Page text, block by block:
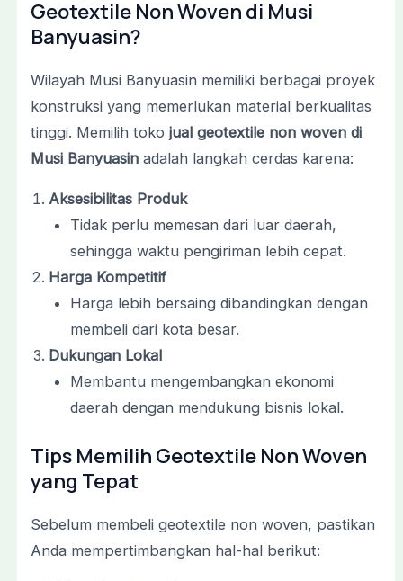
Geotextile Non Woven di Musi
Banyuasin?
Wilayah Musi Banyuasin memiliki berbagai proyek
konstruksi yang memerlukan material berkualitas
tinggi. Memilih toko jual geotextile non woven di
Musi Banyuasinadalah langkah cerdas karena:
Aksesibilitas Produk
Tidak perlu memesan dari luar daerah,
sehingga waktu pengiriman lebih cepat.
Harga Kompetitif
Harga lebih bersaing dibandingkan dengan
membeli dari kota besar.
Dukungan Lokal
Membantu mengembangkan ekonomi
daerah dengan mendukung bisnis lokal.
Tips Memilih Geotextile Non Woven
yang Tepat
Sebelum membeli geotextile non woven, pastikan
Anda mempertimbangkan hal-hal berikut: